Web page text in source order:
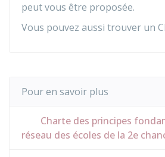
peut vous être proposée.
Vous pouvez aussi trouver un
Pour en savoir plus
Charte des principes
réseau des écoles de la 2e